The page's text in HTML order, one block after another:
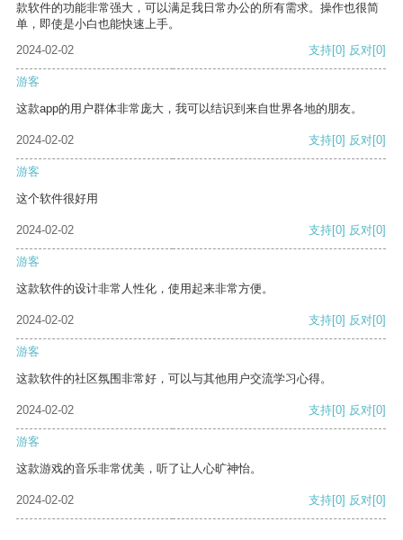
款软件的功能非常强大，可以满足我日常办公的所有需求。操作也很简
单，即使是小白也能快速上手。
2024-02-02
支持[0] 反对[0]
游客
这款app的用户群体非常庞大，我可以结识到来自世界各地的朋友。
2024-02-02 支持[0] 反对[0]
游客
这个软件很好用
2024-02-02 支持[0] 反对[0]
游客
这款软件的设计非常人性化，使用起来非常方便。
2024-02-02 支持[0] 反对[0]
游客
这款软件的社区氛围非常好，可以与其他用户交流学习心得。
2024-02-02 支持[0] 反对[0]
游客
这款游戏的音乐非常优美，听了让人心旷神怡。
2024-02-02 支持[0] 反对[0]